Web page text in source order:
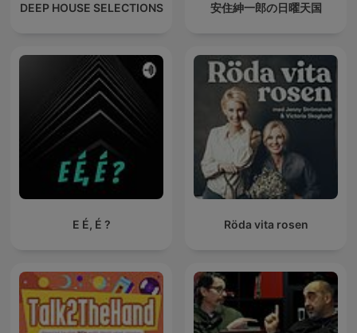
DEEP HOUSE SELECTIONS 安住紳一郎の日曜天国
E É, É ? Röda vita rosen